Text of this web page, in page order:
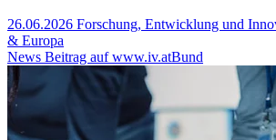
26.06.2026 Forschung, Entwicklung und
& Europa
News Beitrag auf www.iv.atBund